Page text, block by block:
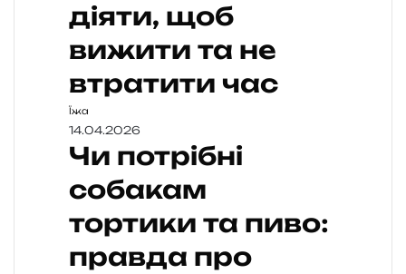
діяти, щоб
вижити та не
втратити час
Їжа
14.04.2026
Чи потрібні
собакам
тортики та пиво:
правда про